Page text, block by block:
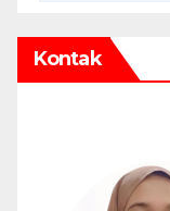
Kontak